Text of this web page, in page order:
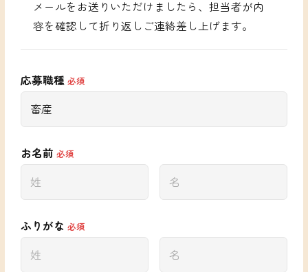
メールをお送りいただけましたら、担当者が内
容を確認して折り返しご連絡差し上げます。
応募職種必須
お名前必須
ふりがな必須